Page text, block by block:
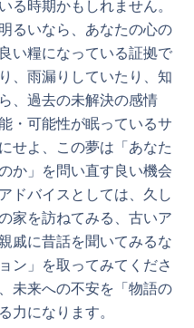
る時期かもしれません。
るいなら、あなたの心の
い糧になっている証拠で
、雨漏りしていたり、知
、過去の未解決の感情
・可能性が眠っているサ
せよ、この夢は「あなた
か」を問い直す良い機会
ドバイスとしては、久し
家を訪ねてみる、古いア
戚に昔話を聞いてみるな
ン」を取ってみてくださ
未来への不安を「物語の
力になります。